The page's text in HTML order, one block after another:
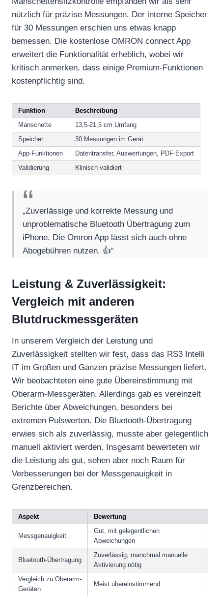
nützlich für präzise Messungen. Der interne Speicher
für 30 Messungen erschien uns etwas knapp
bemessen. Die kostenlose OMRON connect App
erweitert die Funktionalität erheblich, wobei wir
kritisch anmerken, dass einige Premium-Funktionen
kostenpflichtig sind.
Funktion
Beschreibung
Manschette
13,5-21,5 cm Umfang
Speicher
30 Messungen im Gerät
App-Funktionen
Datentransfer, Auswertungen, PDF-Export
Validierung
Klinisch validiert
„Zuverlässige und korrekte Messung und
unproblematische Bluetooth Übertragung zum
iPhone. Die Omron App lässt sich auch ohne
Abogebühren nutzen. 👍“
Leistung & Zuverlässigkeit:
Vergleich mit anderen
Blutdruckmessgeräten
In unserem Vergleich der Leistung und
Zuverlässigkeit stellten wir fest, dass das RS3 Intelli
IT im Großen und Ganzen präzise Messungen liefert.
Wir beobachteten eine gute Übereinstimmung mit
Oberarm-Messgeräten. Allerdings gab es vereinzelt
Berichte über Abweichungen, besonders bei
extremen Pulswerten. Die Bluetooth-Übertragung
erwies sich als zuverlässig, musste aber gelegentlich
manuell aktiviert werden. Insgesamt bewerteten wir
die Leistung als gut, sehen aber noch Raum für
Verbesserungen bei der Messgenauigkeit in
Grenzbereichen.
Aspekt Bewertung
Messgenauigkeit
Gut, mit gelegentlichen
Abweichungen
Bluetooth-Übertragung
Zuverlässig, manchmal manuelle
Aktivierung nötig
Vergleich zu Oberarm-
Geräten
Meist übereinstimmend